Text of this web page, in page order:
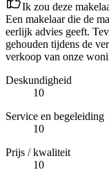
Ik zou deze
Een makelaar die de
eerlijk advies geeft.
gehouden tijdens de
verkoop van onze
Deskundigheid
10
Service en begeleiding
10
Prijs / kwaliteit
10